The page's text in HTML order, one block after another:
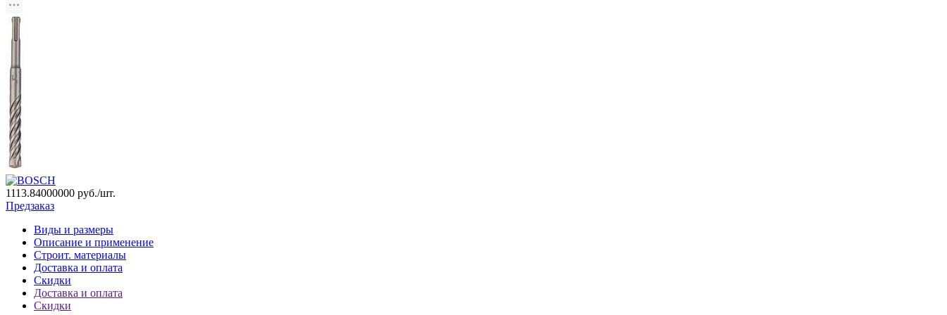
1113.84000000 руб./шт.
Предзаказ
Виды и размеры
Описание и применение
Строит. материалы
Доставка и оплата
Скидки
Доставка и оплата
Скидки